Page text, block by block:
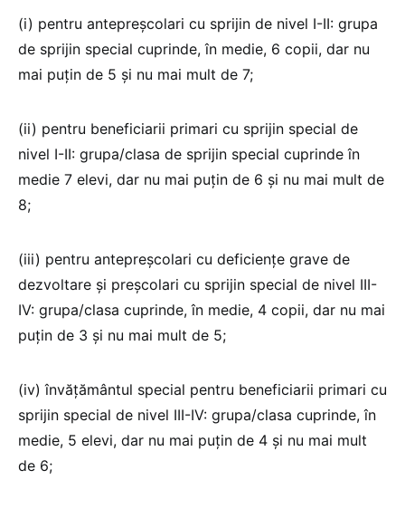
(i) pentru antepreşcolari cu sprijin de nivel I-II: grupa
de sprijin special cuprinde, în medie, 6 copii, dar nu
mai puţin de 5 şi nu mai mult de 7;
(ii) pentru beneficiarii primari cu sprijin special de
nivel I-II: grupa/clasa de sprijin special cuprinde în
medie 7 elevi, dar nu mai puţin de 6 şi nu mai mult de
8;
(iii) pentru antepreşcolari cu deficienţe grave de
dezvoltare şi preşcolari cu sprijin special de nivel III-
IV: grupa/clasa cuprinde, în medie, 4 copii, dar nu mai
puţin de 3 şi nu mai mult de 5;
(iv) învăţământul special pentru beneficiarii primari cu
sprijin special de nivel III-IV: grupa/clasa cuprinde, în
medie, 5 elevi, dar nu mai puţin de 4 şi nu mai mult
de 6;